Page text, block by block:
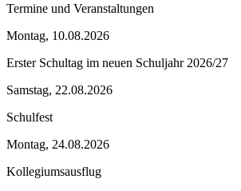
Termine und Veranstaltungen
Montag, 10.08.2026
Erster Schultag im neuen Schuljahr 2026/27
Samstag, 22.08.2026
Schulfest
Montag, 24.08.2026
Kollegiumsausflug